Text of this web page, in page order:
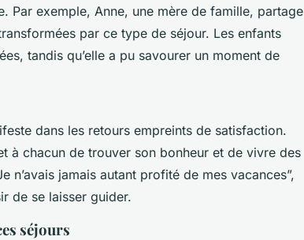
Par exemple, Anne, une mère de famille, partage
par ce type de séjour. Les enfants
tandis qu’elle a pu savourer un moment de
dans les retours empreints de satisfaction.
à chacun de trouver son bonheur et de vivre des
n’avais jamais autant profité de mes vacances”,
de se laisser guider.
séjours